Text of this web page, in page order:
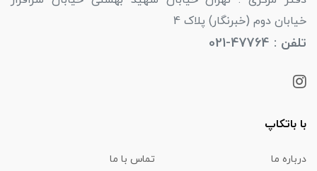
خیابان دوم (خبرنگار) پلاک 4
تلفن : 47764-021
با باتکاپ
درباره ما تماس با ما